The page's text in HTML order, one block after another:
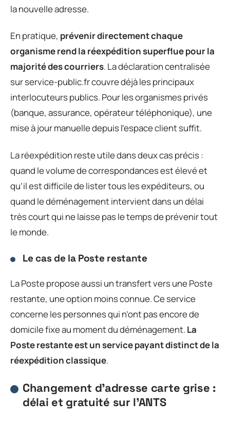
la nouvelle adresse.
En pratique, prévenir directement chaque
organisme rend la réexpédition superflue pour la
majorité des courriers. La déclaration centralisée
sur service-public.fr couvre déjà les principaux
interlocuteurs publics. Pour les organismes privés
(banque, assurance, opérateur téléphonique), une
mise à jour manuelle depuis l’espace client suffit.
La réexpédition reste utile dans deux cas précis :
quand le volume de correspondances est élevé et
qu’il est difficile de lister tous les expéditeurs, ou
quand le déménagement intervient dans un délai
très court qui ne laisse pas le temps de prévenir tout
le monde.
Le cas de la Poste restante
La Poste propose aussi un transfert vers une Poste
restante, une option moins connue. Ce service
concerne les personnes qui n’ont pas encore de
domicile fixe au moment du déménagement. La
Poste restante est un service payant distinct de la
réexpédition classique.
Changement d’adresse carte grise :
délai et gratuité sur l’ANTS